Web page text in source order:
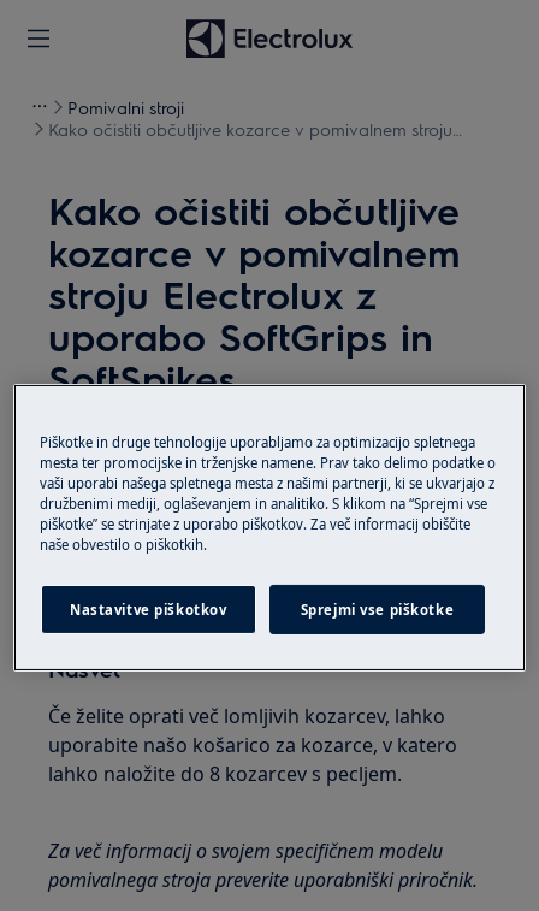
Pomivalni stroji
Kako očistiti občutljive kozarce v pomivalnem stroju
Kako očistiti občutljive
kozarce v pomivalnem
stroju Electrolux z
uporabo SoftGrips in
SoftSpikes
Rešitev
Nasvet
Če želite oprati več lomljivih kozarcev, lahko
uporabite našo košarico za kozarce, v katero
lahko naložite do 8 kozarcev s pecljem.
Za več informacij o svojem specifičnem modelu
pomivalnega stroja preverite uporabniški priročnik.
Piškotke in druge tehnologije uporabljamo za optimizacijo spletnega
mesta ter promocijske in trženjske namene. Prav tako delimo podatke o
vaši uporabi našega spletnega mesta z našimi partnerji, ki se ukvarjajo z
družbenimi mediji, oglaševanjem in analitiko. S klikom na “Sprejmi vse
piškotke” se strinjate z uporabo piškotkov. Za več informacij obiščite
naše obvestilo o piškotkih.
Nastavitve piškotkov Sprejmi vse piškotke